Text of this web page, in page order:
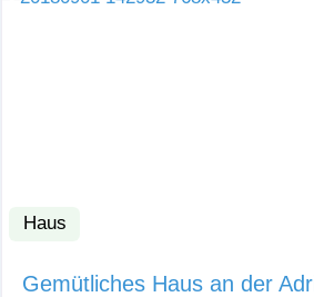
Haus
Gemütliches Haus an der